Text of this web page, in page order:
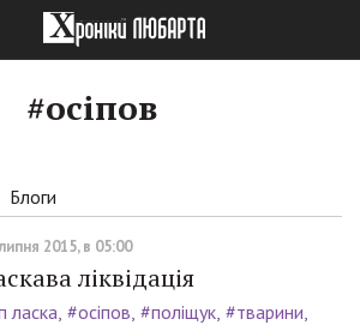
#осіпов
Блоги
2015, в 05:00
ліквідація
ласка #осіпов #поліщук #тварини